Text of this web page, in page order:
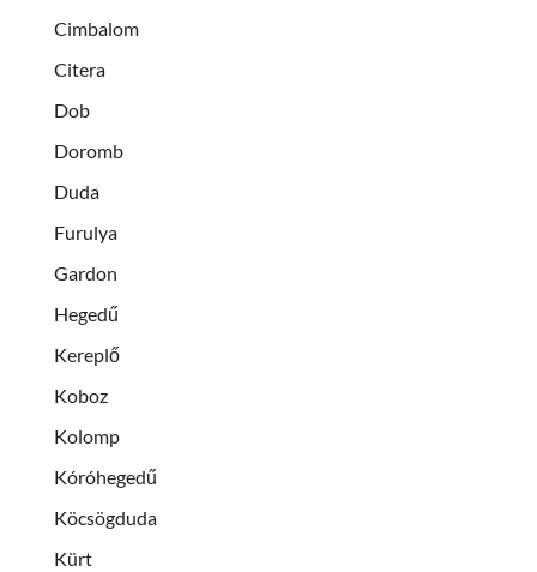
Cimbalom
Citera
Dob
Doromb
Duda
Furulya
Gardon
Hegedű
Kereplő
Koboz
Kolomp
Kóróhegedű
Köcsögduda
Kürt